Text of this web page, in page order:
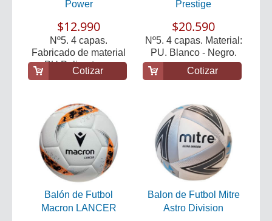
Power
$12.990
Nº5. 4 capas.
Fabricado de material
PU Poliuretano.
Cotizar
Prestige
$20.590
Nº5. 4 capas. Material:
PU. Blanco - Negro.
Cotizar
Balón de Futbol
Macron LANCER
Balon de Futbol Mitre
Astro Division